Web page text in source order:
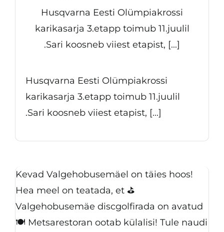
Husqvarna Eesti Olümpiakrossi
karikasarja 3.etapp toimub 11.juulil
.Sari koosneb viiest etapist, [...]
Husqvarna Eesti Olümpiakrossi
karikasarja 3.etapp toimub 11.juulil
.Sari koosneb viiest etapist, [...]
Kevad Valgehobusemäel on täies hoos!
Hea meel on teatada, et ⛳
Valgehobusemäe discgolfirada on avatud
🍽️ Metsarestoran ootab külalisi! Tule naudi